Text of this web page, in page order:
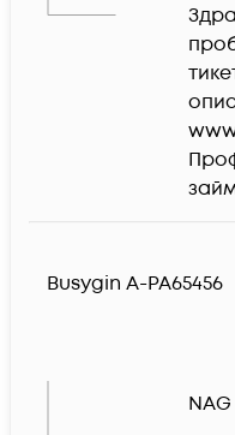
Busygin A-PA65456
NAG